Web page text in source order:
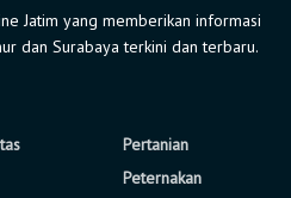
Jatim yang memberikan informasi
dan Surabaya terkini dan terbaru.
Pertanian
Peternakan